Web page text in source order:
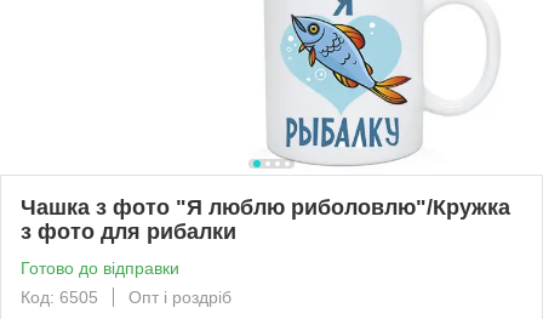
Чашка з фото "Я люблю риболовлю"/Кружка
з фото для рибалки
Готово до відправки
Код: 6505
Опт і роздріб